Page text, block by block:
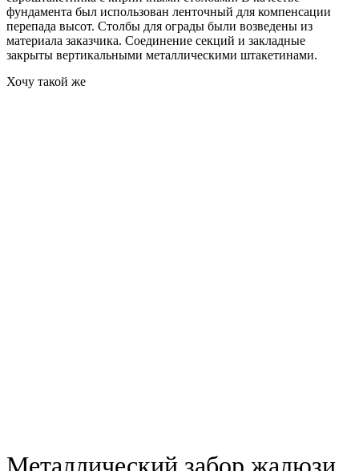
фундамента был использован ленточный для компенсации
перепада высот. Столбы для ограды были возведены из
материала заказчика. Соединение секций и закладные
закрыты вертикальными металлическими штакетинами.
Хочу такой же
Металлический забор жалюзи